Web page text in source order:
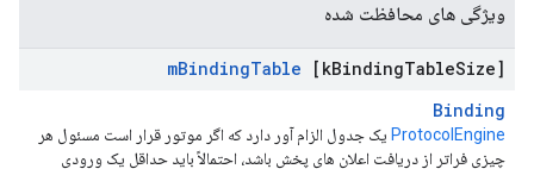
ویژگی های محافظت شده
mBindingTable [kBindingTableSize]
Binding
ProtocolEngine یک جدول الزام آور دارد که اگر موتور قرار است مسئول هر
چیزی فراتر از دریافت اعلان های پخش باشد، احتمالاً باید حداقل یک ورودی